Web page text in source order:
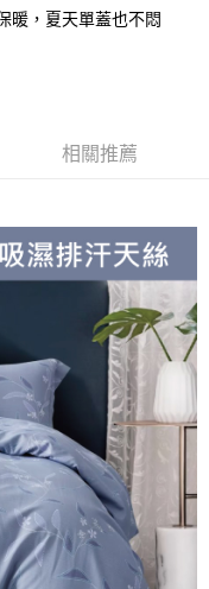
未通過，訂單將自動取
每月結算日後寄送繳費提
簡稱本公司）所提供，讓
由商店將買賣／分期付款
繳交帳款。
目的，商店將以您的個人
進項蒐集、處理及利用，
核對及更正。
oppay.tw/userRule
付方式。 讓您購物簡單
連結，可透過四大超商／
易完成。
若您需要取消訂單，請聯絡
有效，需透過AFTEE先享
頁面顯示為準，若有關於
請聯繫「AFTEE先享後付
support/home
先享後付」服務完成之交
交易相關給付款項請求債
人之同意方可使用
失，本公司不負相關責
暖，夏天單蓋也不悶
相關推薦